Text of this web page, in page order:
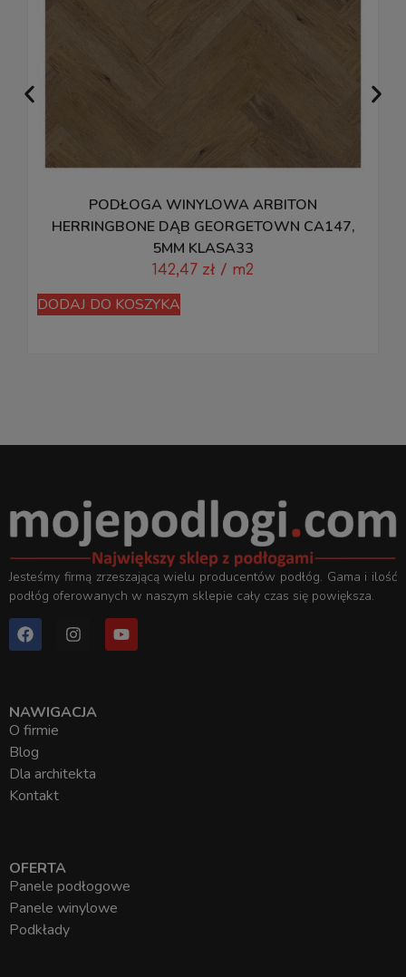
PODŁOGA WINYLOWA ARBITON
HERRINGBONE DĄB GEORGETOWN CA147,
5MM KLASA33
142,47 zł / m2
DODAJ DO KOSZYKA
Jesteśmy firmą zrzeszającą wielu producentów podłóg. Gama i ilość
podłóg oferowanych w naszym sklepie cały czas się powiększa.
NAWIGACJA
O firmie
Blog
Dla architekta
Kontakt
OFERTA
Panele podłogowe
Panele winylowe
Podkłady